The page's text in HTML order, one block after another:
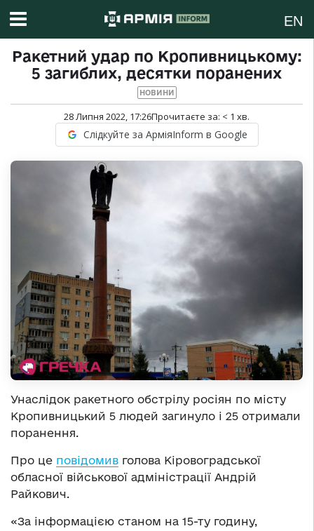
EN
Ракетний удар по Кропивницькому:
5 загиблих, десятки поранених
НОВИНИ
28 Липня 2022, 17:26Прочитаєте за: < 1 хв.
Слідкуйте за АрміяInform в Google
Унаслідок ракетного обстрілу росіян по місту
Кропивницький 5 людей загинуло і 25 отримали
поранення.
Про це повідомив голова Кіровоградської
обласної військової адміністрації Андрій
Райкович.
«За інформацією станом на 15-ту годину,